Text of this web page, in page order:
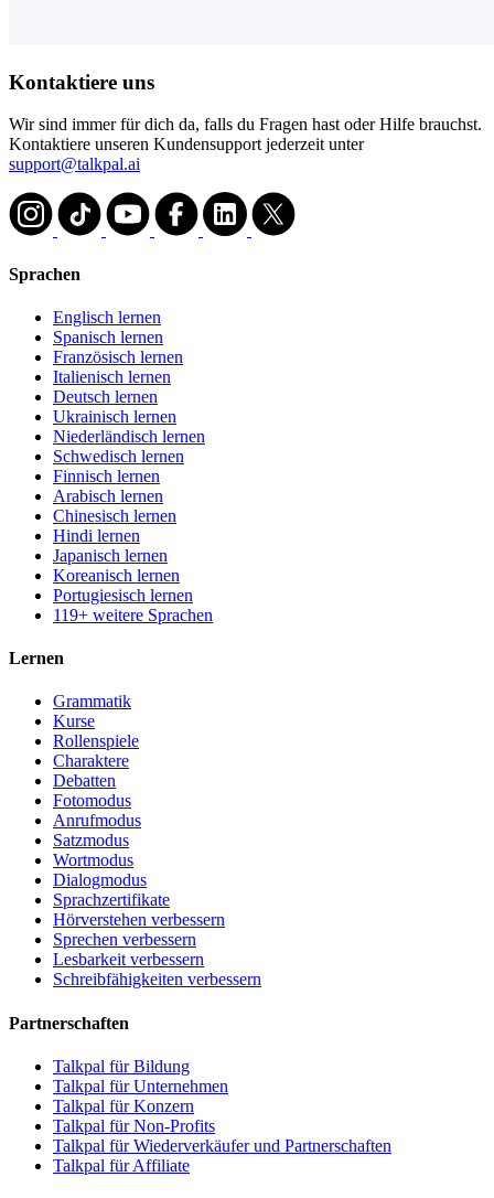
Kontaktiere uns
Wir sind immer für dich da, falls du Fragen hast oder Hilfe brauchst.
Kontaktiere unseren Kundensupport jederzeit unter
support@talkpal.ai
Sprachen
Englisch lernen
Spanisch lernen
Französisch lernen
Italienisch lernen
Deutsch lernen
Ukrainisch lernen
Niederländisch lernen
Schwedisch lernen
Finnisch lernen
Arabisch lernen
Chinesisch lernen
Hindi lernen
Japanisch lernen
Koreanisch lernen
Portugiesisch lernen
119+ weitere Sprachen
Lernen
Grammatik
Kurse
Rollenspiele
Charaktere
Debatten
Fotomodus
Anrufmodus
Satzmodus
Wortmodus
Dialogmodus
Sprachzertifikate
Hörverstehen verbessern
Sprechen verbessern
Lesbarkeit verbessern
Schreibfähigkeiten verbessern
Partnerschaften
Talkpal für Bildung
Talkpal für Unternehmen
Talkpal für Konzern
Talkpal für Non-Profits
Talkpal für Wiederverkäufer und Partnerschaften
Talkpal für Affiliate